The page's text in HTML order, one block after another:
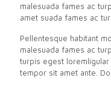
malesuada fames ac
amet suada fames ac
Pellentesque habitant
malesuada fames ac
turpis egest
tempor sit amet ante.